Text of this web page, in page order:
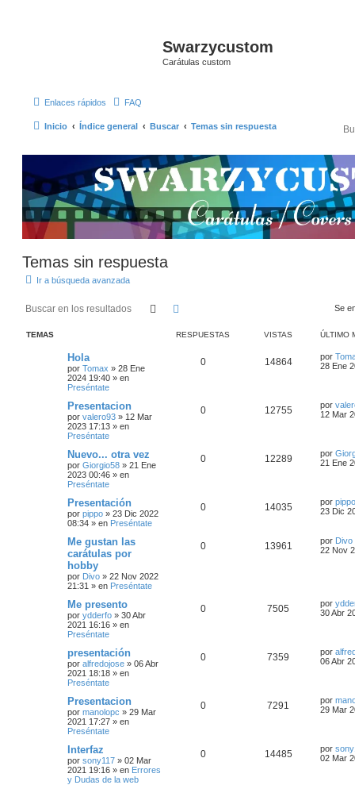
Swarzycustom
Carátulas custom
Enlaces rápidos FAQ
Inicio Índice general Buscar Temas sin respuesta
Temas sin respuesta
Ir a búsqueda avanzada
Buscar Se
TEMAS RESPUESTAS VISTAS ÚLTIMO
Hola
por Tomax » 28 Ene
2024 19:40 » en
Preséntate
0 14864 por
28 Ene
Presentacion
por valero93 » 12 Mar
2023 17:13 » en
Preséntate
0 12755 por
12 Mar
Nuevo... otra vez
por Giorgio58 » 21 Ene
2023 00:46 » en
Preséntate
0 12289 por
21 Ene
Presentación
por pippo » 23 Dic 2022
08:34 » en Preséntate
0 14035 por pippo
23 Dic
Me gustan las
carátulas por
hobby
por Divo » 22 Nov 2022
21:31 » en Preséntate
0 13961 por Divo
22 Nov
Me presento
por ydderfo » 30 Abr
2021 16:16 » en
Preséntate
0 7505 por
30 Abr
presentación
por alfredojose » 06 Abr
2021 18:18 » en
Preséntate
0 7359 por
06 Abr
Presentacion
por manolopc » 29 Mar
2021 17:27 » en
Preséntate
0 7291 por
29 Mar
Interfaz
por sony117 » 02 Mar
2021 19:16 » en Errores
y Dudas de la web
0 14485 por
02 Mar